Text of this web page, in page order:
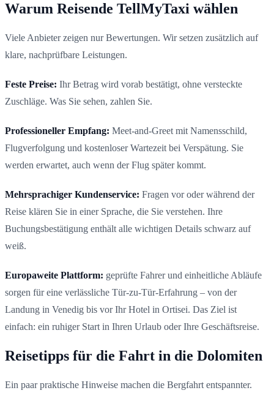
Warum Reisende TellMyTaxi wählen
Viele Anbieter zeigen nur Bewertungen. Wir setzen zusätzlich auf
klare, nachprüfbare Leistungen.
Feste Preise: Ihr Betrag wird vorab bestätigt, ohne versteckte
Zuschläge. Was Sie sehen, zahlen Sie.
Professioneller Empfang: Meet-and-Greet mit Namensschild,
Flugverfolgung und kostenloser Wartezeit bei Verspätung. Sie
werden erwartet, auch wenn der Flug später kommt.
Mehrsprachiger Kundenservice: Fragen vor oder während der
Reise klären Sie in einer Sprache, die Sie verstehen. Ihre
Buchungsbestätigung enthält alle wichtigen Details schwarz auf
weiß.
Europaweite Plattform: geprüfte Fahrer und einheitliche Abläufe
sorgen für eine verlässliche Tür-zu-Tür-Erfahrung – von der
Landung in Venedig bis vor Ihr Hotel in Ortisei. Das Ziel ist
einfach: ein ruhiger Start in Ihren Urlaub oder Ihre Geschäftsreise.
Reisetipps für die Fahrt in die Dolomiten
Ein paar praktische Hinweise machen die Bergfahrt entspannter.